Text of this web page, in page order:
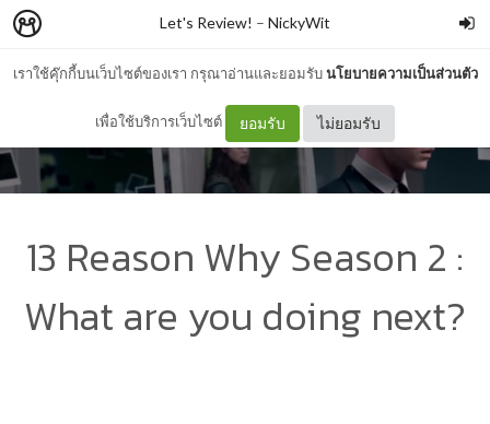
เราใช้คุ๊กกี้บนเว็บไซต์ของเรา กรุณาอ่านและยอมรับนโยบายความเป็นส่วนตัว
เพื่อใช้บริการเว็บไซต์ ยอมรับ ไม่ยอมรับ
Let's Review! – NickyWit
13 Reason Why Season 2 :
What are you doing next?